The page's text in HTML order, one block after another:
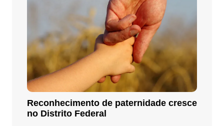
Reconhecimento de paternidade cresce
no Distrito Federal